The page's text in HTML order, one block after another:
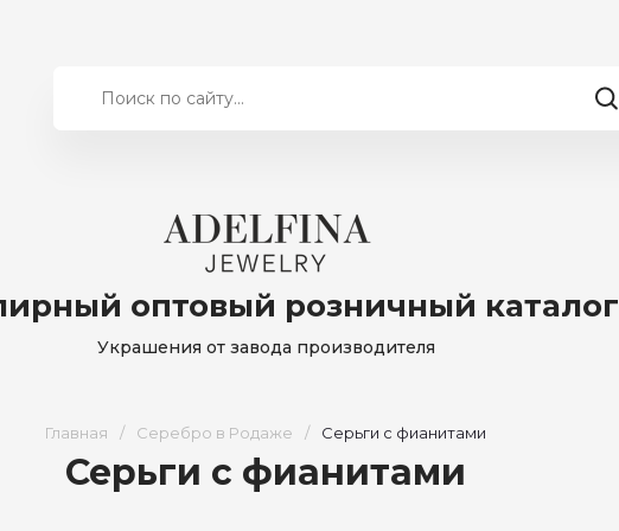
оптовый розничный каталог
Украшения от завода производителя
Главная / Серебро в Родаже / Серьги с фианитами
Серьги с фианитами